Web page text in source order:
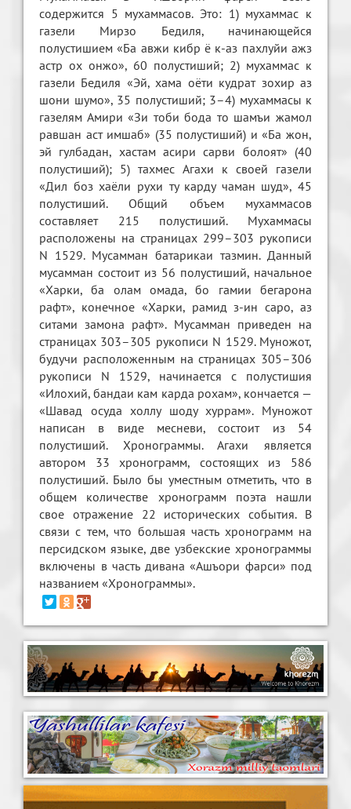
содержится 5 мухаммасов. Это: 1) мухаммас к
газели Мирзо Бедиля, начинающейся
полустишием «Ба авжи кибр ё к-аз пахлуйи ажз
астр ох онжо», 60 полустиший; 2) мухаммас к
газели Бедиля «Эй, хама оёти кудрат зохир аз
шони шумо», 35 полустиший; 3–4) мухаммасы к
газелям Амири «Зи тоби бода то шамъи жамол
равшан аст имшаб» (35 полустиший) и «Ба жон,
эй гулбадан, хастам асири сарви болоят» (40
полустиший); 5) тахмес Агахи к своей газели
«Дил боз хаёли рухи ту карду чаман шуд», 45
полустиший. Общий объем мухаммасов
составляет 215 полустиший. Мухаммасы
расположены на страницах 299–303 рукописи
N 1529. Мусамман батарикаи тазмин. Данный
мусамман состоит из 56 полустиший, начальное
«Харки, ба олам омада, бо гамии бегарона
рафт», конечное «Харки, рамид з-ин саро, аз
ситами замона рафт». Мусамман приведен на
страницах 303–305 рукописи N 1529. Муножот,
будучи расположенным на страницах 305–306
рукописи N 1529, начинается с полустишия
«Илохий, бандаи кам карда рохам», кончается —
«Шавад осуда холлу шоду хуррам». Муножот
написан в виде месневи, состоит из 54
полустиший. Хронограммы. Агахи является
автором 33 хронограмм, состоящих из 586
полустиший. Было бы уместным отметить, что в
общем количестве хронограмм поэта нашли
свое отражение 22 исторических события. В
связи с тем, что большая часть хронограмм на
персидском языке, две узбекские хронограммы
включены в часть дивана «Ашъори фарси» под
названием «Хронограммы».